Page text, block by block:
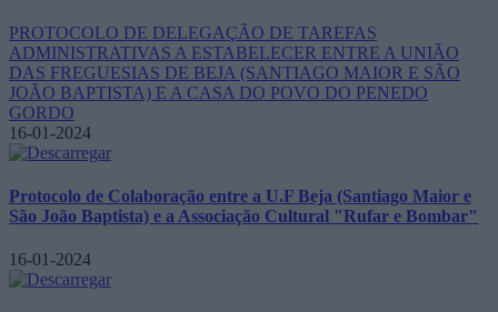
PROTOCOLO DE DELEGAÇÃO DE TAREFAS
ADMINISTRATIVAS A ESTABELECER ENTRE A UNIÃO
DAS FREGUESIAS DE BEJA (SANTIAGO MAIOR E SÃO
JOÃO BAPTISTA) E A CASA DO POVO DO PENEDO
GORDO
16-01-2024
Protocolo de Colaboração entre a U.F Beja (Santiago Maior e
São João Baptista) e a Associação Cultural "Rufar e Bombar"
16-01-2024